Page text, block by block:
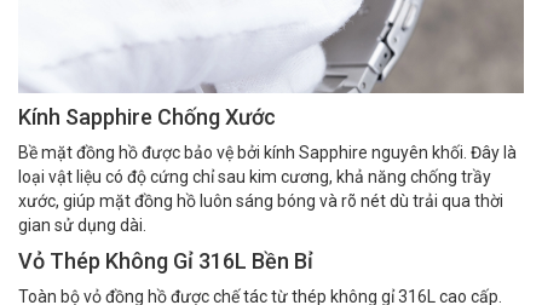
Kính Sapphire Chống Xước
Bề mặt đồng hồ được bảo vệ bởi kính Sapphire nguyên khối. Đây là
loại vật liệu có độ cứng chỉ sau kim cương, khả năng chống trầy
xước, giúp mặt đồng hồ luôn sáng bóng và rõ nét dù trải qua thời
gian sử dụng dài.
Vỏ Thép Không Gỉ 316L Bền Bỉ
Toàn bộ vỏ đồng hồ được chế tác từ thép không gỉ 316L cao cấp.